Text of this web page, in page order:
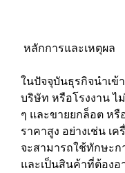
หลักการและเหตุผล
ในปัจจุบันธุรกิจนำเข้
บริษัท หรือโรงงาน ไ
ๆ และขายยกล็อต ห
ราคาสูง อย่างเช่น เ
จะสามารถใช้ทักษะ
และเป็นสินค้าที่ต้อง